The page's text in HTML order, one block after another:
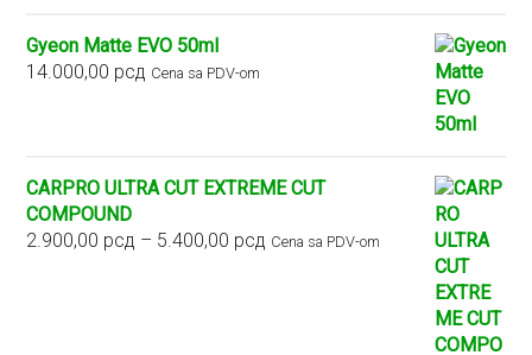
Gyeon Matte EVO 50ml
14.000,00 рсд Cena sa PDV-om
CARPRO ULTRA CUT EXTREME CUT
COMPOUND
2.900,00 рсд – 5.400,00 рсд Raspon
Cena sa PDV-om